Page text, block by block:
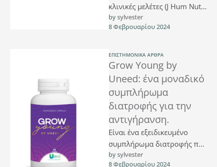
κλινικές μελέτες (J Hum Nutr
Diet 2021 Jun;34(3):616-628,
Nutrients 2014 Oct
ποσοστό …
by sylvester
8 Φεβρουαρίου 2024
ΕΠΙΣΤΗΜΟΝΙΚΆ ΆΡΘΡΑ
Grow Young by
Uneed: ένα μοναδικό
συμπλήρωμα
διατροφής για την
αντιγήρανση.
Είναι ένα εξειδικευμένο
συμπλήρωμα διατροφής που
εμπεριέχει ψευδάργυρο, ο
by sylvester
8 Φεβρουαρίου 2024